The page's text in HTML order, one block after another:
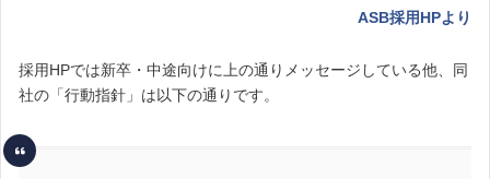
ASB採用HPより
採用HPでは新卒・中途向けに上の通りメッセージしている他、同
社の「行動指針」は以下の通りです。